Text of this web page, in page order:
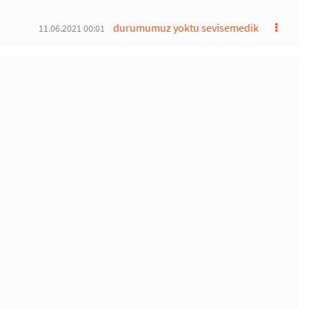
durumumuz yoktu sevisemedik
11.06.2021 00:01